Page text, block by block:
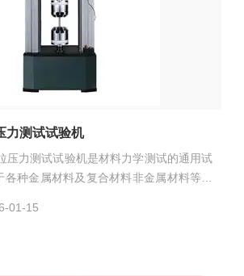
力测试试验机
压力测试试验机是材料力学测试的通用试
种金属材料及复合材料非金属材料等在
项的物理力学性能测试分析研究。
01-15